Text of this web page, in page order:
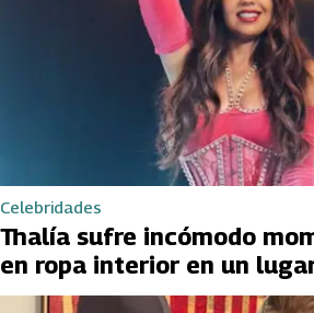
Celebridades
Thalía sufre incómodo
en ropa interior en un